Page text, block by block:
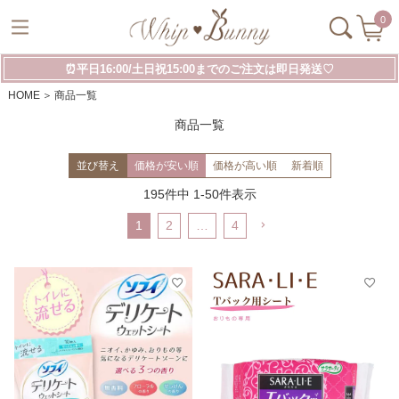
0
⏰平日16:00/土日祝15:00までのご注文は即日発送♡
HOME 商品一覧
商品一覧
並び替え 価格が安い順 価格が高い順 新着順
195件中 1-50件表示
1 2 4